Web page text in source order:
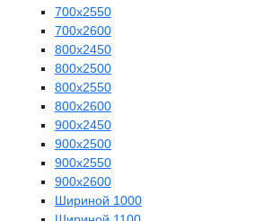
700х2550
700х2600
800х2450
800х2500
800х2550
800х2600
900х2450
900х2500
900х2550
900х2600
Шириной 1000